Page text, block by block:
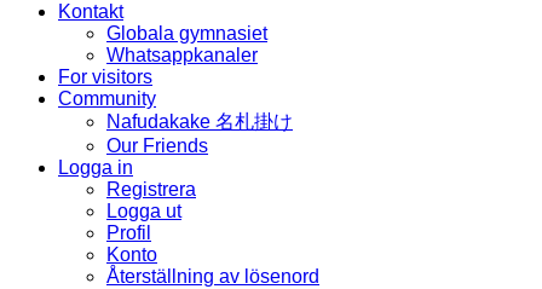
Kontakt
Globala gymnasiet
Whatsappkanaler
For visitors
Community
Nafudakake 名札掛け
Our Friends
Logga in
Registrera
Logga ut
Profil
Konto
Återställning av lösenord